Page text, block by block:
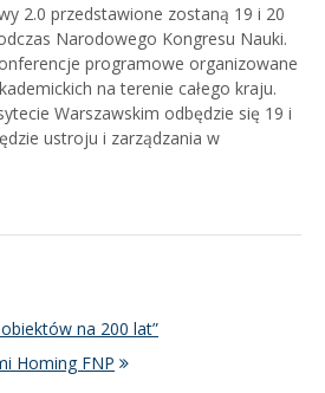
2.0 przedstawione zostaną 19 i 20
Narodowego Kongresu Nauki.
programowe organizowane
na terenie całego kraju.
Warszawskim odbędzie się 19 i
ustroju i zarządzania w
na 200 lat”
Homing FNP